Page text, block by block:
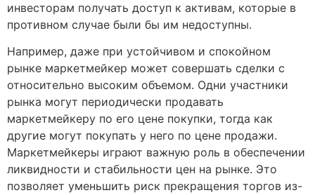
инвесторам получать доступ к активам, которые в
противном случае были бы им недоступны.
Например, даже при устойчивом и спокойном
рынке маркетмейкер может совершать сделки с
относительно высоким объемом. Одни участники
рынка могут периодически продавать
маркетмейкеру по его цене покупки, тогда как
другие могут покупать у него по цене продажи.
Маркетмейкеры играют важную роль в обеспечении
ликвидности и стабильности цен на рынке. Это
позволяет уменьшить риск прекращения торгов из-